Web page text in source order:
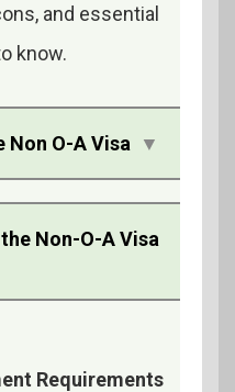
and essential
know.
O-A Visa ▼
Non-O-A Visa
Requirements